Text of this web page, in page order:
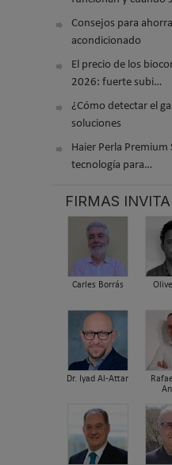
Consejos para
acondicionado
El precio de los
2026: fuerte subi…
¿Cómo detectar el
soluciones
Haier Perla
tecnología para…
FIRMAS
Carles Borrás
Dr. Iyad Al-Attar